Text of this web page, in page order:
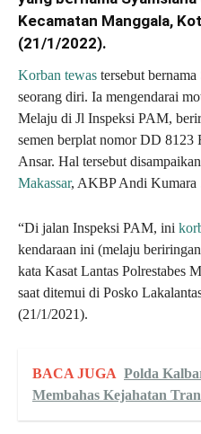
Kecamatan Manggala,
(21/1/2022).
Korban tewas tersebut
seorang diri. Ia mengendarai
Melaju di Jl Inspeksi PAM,
semen berplat nomor DD
Ansar. Hal tersebut
Makassar, AKBP Andi Kumara
“Di jalan Inspeksi PAM, ini
kendaraan ini (melaju
kata Kasat Lantas Polrestabes
saat ditemui di Posko
(21/1/2021).
BACA JUGA Polda
Membahas Kejahatan